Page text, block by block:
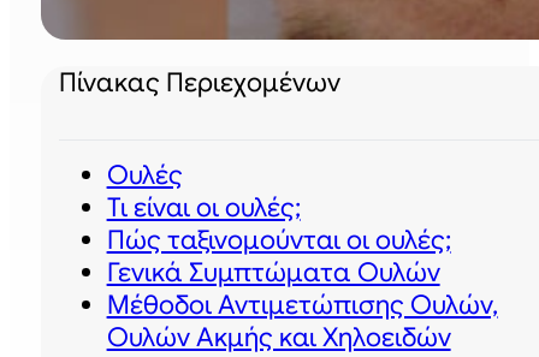
Πίνακας Περιεχομένων
Ουλές
Τι είναι οι ουλές;
Πώς ταξινομούνται οι ουλές;
Γενικά Συμπτώματα Ουλών
Μέθοδοι Αντιμετώπισης Ουλών,
Ουλών Ακμής και Χηλοειδών